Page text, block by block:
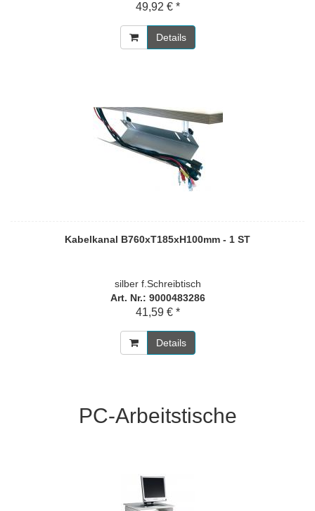
49,92 € *
Details
Kabelkanal B760xT185xH100mm - 1 ST
silber f.Schreibtisch
Art. Nr.: 9000483286
41,59 € *
Details
PC-Arbeitstische